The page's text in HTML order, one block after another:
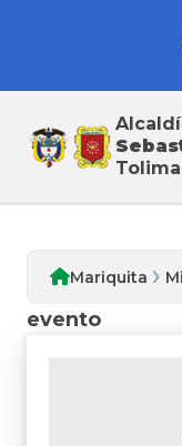
Tolima
Mi
Mariquita
evento